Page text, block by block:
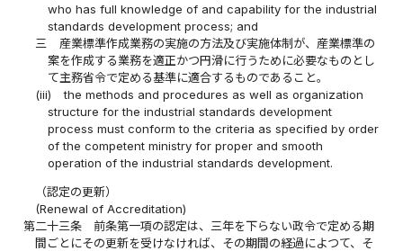
who has full knowledge of and capability for the industrial
standards development process; and
三
産業標準作成業務の実施の方法及び実施体制が、産業標準の
案を作成する業務を適正かつ円滑に行うために必要なものとし
て主務省令で定める基準に適合するものであること。
(iii)
the methods and procedures as well as organization
structure for the industrial standards development
process must conform to the criteria as specified by order
of the competent ministry for proper and smooth
operation of the industrial standards development.
（認定の更新）
(Renewal of Accreditation)
第二十三条
前条第一項の認定は、三年を下らない政令で定める期
間ごとにその更新を受けなければ、その期間の経過によつて、そ